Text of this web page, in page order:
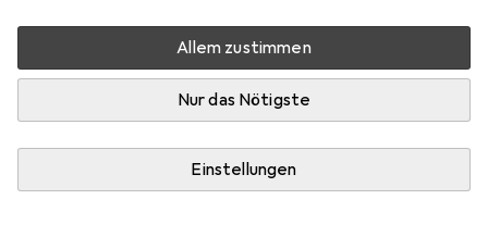
Allem zustimmen
Nur das Nötigste
Einstellungen